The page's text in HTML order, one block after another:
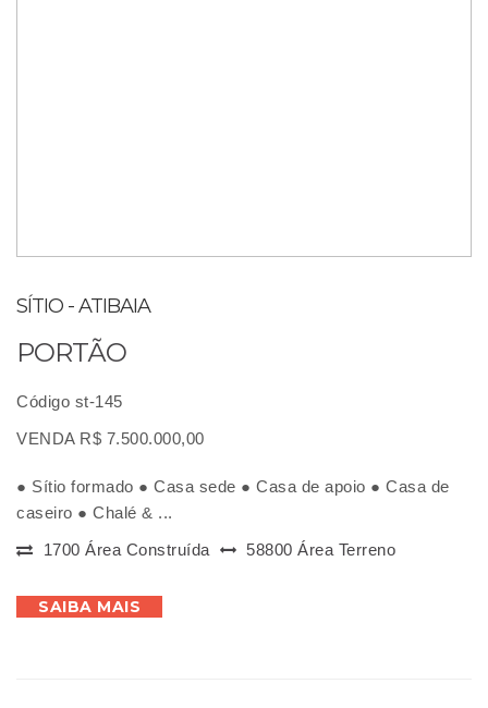
SÍTIO - ATIBAIA
PORTÃO
Código st-145
VENDA R$ 7.500.000,00
● Sítio formado ● Casa sede ● Casa de apoio ● Casa de
caseiro ● Chalé & ...
1700 Área Construída
58800 Área Terreno
SAIBA MAIS